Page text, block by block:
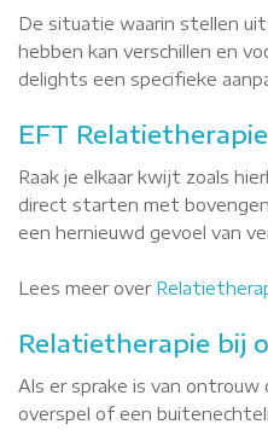
De situatie waarin stellen
hebben kan verschillen en
delights een specifieke
EFT Relatietherapie
Raak je elkaar kwijt zoals
direct starten met
een hernieuwd gevoel van
Lees meer over
Relatietherapie bij
Als er sprake is van
overspel of een